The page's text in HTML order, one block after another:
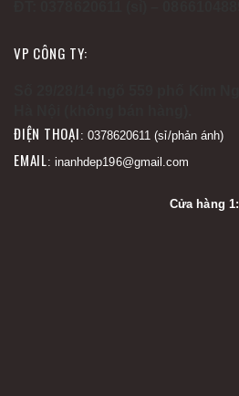
VP CÔNG TY:
ĐIỆN THOẠI : 0378620611 (sỉ/phản ánh)
EMAIL: inanhdep196@gmail.com
Cửa hàng 1: